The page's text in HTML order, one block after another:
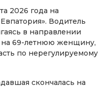
2026 года на
Водитель
в направлении
на 69-летнюю женщину,
по нерегулируемому
скончалась на